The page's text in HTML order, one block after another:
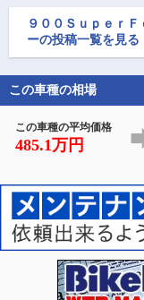
カラーに続いて、次は
2S玉虫カラーに載せ替
えてます😘
９００ＳｕｐｅｒＦ
ーの投稿一覧を見る
この車種の相場
この車種の平均価格
485.1万円